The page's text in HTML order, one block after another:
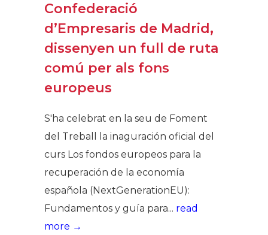
Confederació
d’Empresaris de Madrid,
dissenyen un full de ruta
comú per als fons
europeus
S'ha celebrat en la seu de Foment
del Treball la inaguración oficial del
curs Los fondos europeos para la
recuperación de la economía
española (NextGenerationEU):
Fundamentos y guía para... read
more →